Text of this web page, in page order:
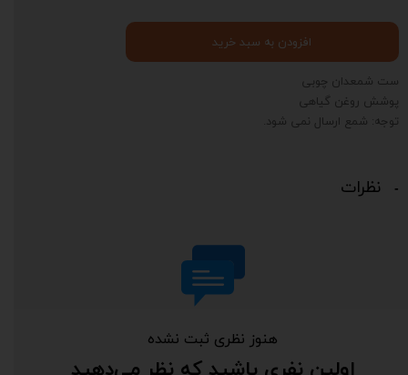
ست شمعدان چوبی
پوشش روغن گیاهی
توجه: شمع ارسال نمی شود.
افزودن به سبد خرید
نظرات
هنوز نظری ثبت نشده
د
ی